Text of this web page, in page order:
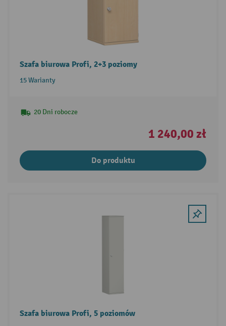
Szafa biurowa Profi, 2+3 poziomy
15 Warianty
20 Dni robocze
1 240,00 zł
Do produktu
Szafa biurowa Profi, 5 poziomów